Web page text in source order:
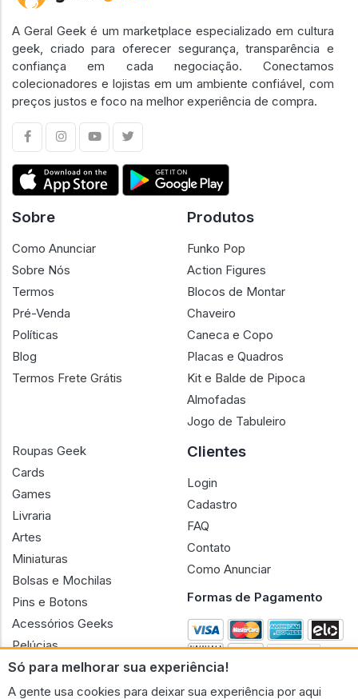
Só para melhorar sua experiência!
A gente usa cookies para deixar sua experiência por aqui
A Geral Geek é um marketplace especializado em cultura
geek, criado para oferecer segurança, transparência e
confiança em cada negociação. Conectamos
colecionadores e lojistas em um ambiente confiável, com
preços justos e foco na melhor experiência de compra.
Sobre
Como Anunciar
Sobre Nós
Termos
Pré-Venda
Políticas
Blog
Termos Frete Grátis
Produtos
Funko Pop
Action Figures
Blocos de Montar
Chaveiro
Caneca e Copo
Placas e Quadros
Kit e Balde de Pipoca
Almofadas
Jogo de Tabuleiro
Roupas Geek
Cards
Games
Livraria
Artes
Miniaturas
Bolsas e Mochilas
Pins e Botons
Acessórios Geeks
Pelúcias
Bonecas
Clientes
Login
Cadastro
FAQ
Contato
Como Anunciar
Formas de Pagamento